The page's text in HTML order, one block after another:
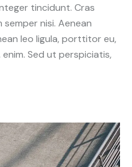
tincidunt. Cras
nisi. Aenean
leo ligula, porttitor eu,
Sed ut perspiciatis,